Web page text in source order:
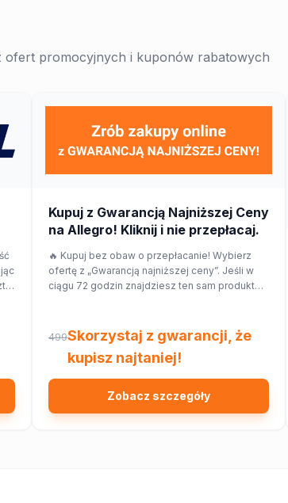
ofert promocyjnych i kuponów rabatowych
Kupuj z Gwarancją Najniższej Ceny
na Allegro! Kliknij i nie przepłacaj.
🔥 Kupuj bez obaw o przepłacanie! Wybierz
ofertę z „Gwarancją najniższej ceny”. Jeśli w
ciągu 72 godzin znajdziesz ten sam produkt
499Skorzystaj z gwarancji, że
kupisz najtaniej!
Zobacz szczegóły